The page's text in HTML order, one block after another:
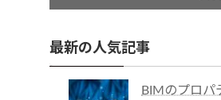
最新の人気記事
BIMのプロパ